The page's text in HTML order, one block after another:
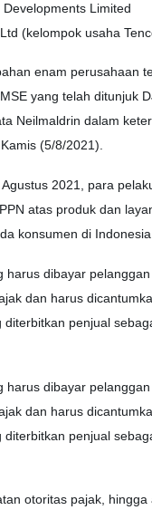
Limited
(kelompok usaha
enam perusahaan
yang telah ditunjuk
Neilmaldrin dalam
(5/8/2021).
2021, para
atas produk dan
konsumen di Indonesia.
harus dibayar
dan harus
diterbitkan penjual
harus dibayar
dan harus
diterbitkan penjual
otoritas pajak, hingga